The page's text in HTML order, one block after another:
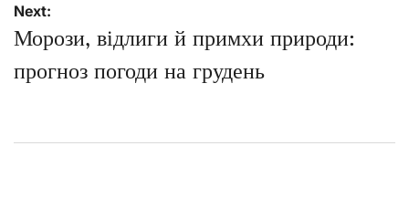
Next:
Морози, відлиги й примхи природи:
прогноз погоди на грудень